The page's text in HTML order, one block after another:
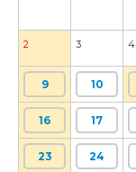
2 3 4
9 10
16 17
23 24